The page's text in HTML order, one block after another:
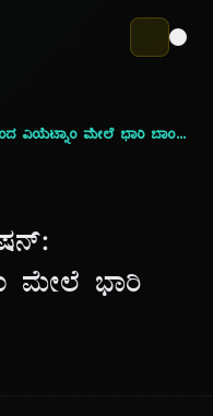
1972: ಬ್ಯಾಂಡ್ ಯಿಗನ್ ಆಪರೇಷನ್: ಅಮೆರಿಕಾದಿಂದ ವಿಯೆಟ್ನಾಂ ಮೇಲೆ ಭಾರಿ ಬಾಂಬ್ ದಾಳಿ
ಮೇಲೆ ಭಾರಿ